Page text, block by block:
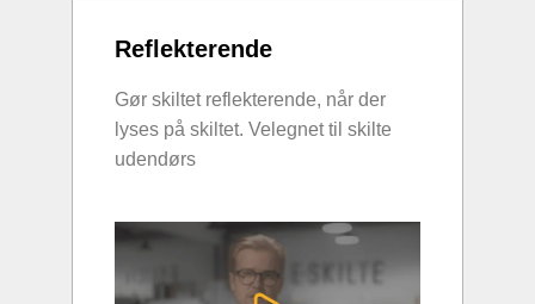
Reflekterende
Gør skiltet reflekterende, når der
lyses på skiltet. Velegnet til skilte
udendørs